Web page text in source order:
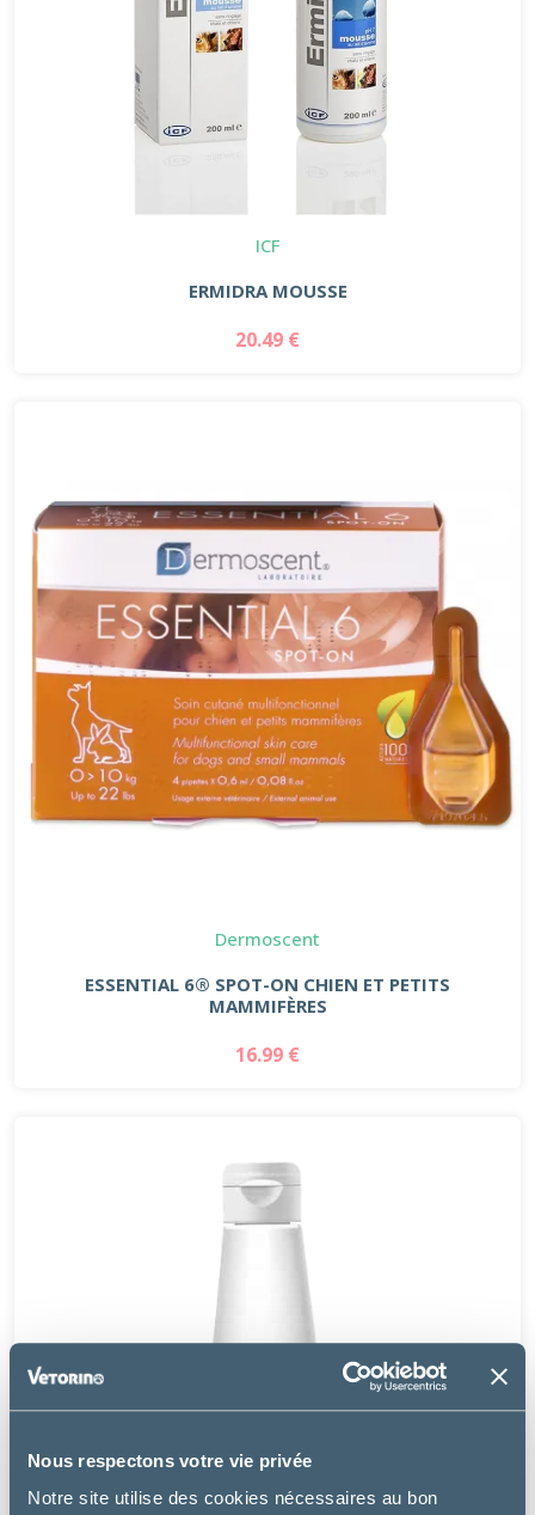
Nous respectons votre vie privée
Notre site utilise des cookies nécessaires au bon
ICF
ERMIDRA MOUSSE
20.49 €
Dermoscent
ESSENTIAL 6® SPOT-ON CHIEN ET PETITS
MAMMIFÈRES
16.99 €